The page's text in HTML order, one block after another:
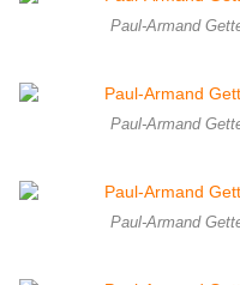
Paul-Armand
Paul-Armand
Paul-Armand